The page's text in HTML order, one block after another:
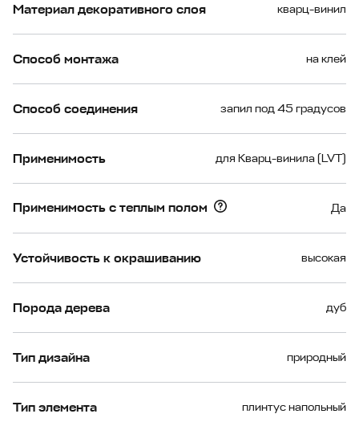
Материал декоративного слоя кварц-винил
Способ монтажа на клей
Способ соединения запил под 45 градусов
Применимость для Кварц-винила (LVT)
Применимость с теплым полом Да
Устойчивость к окрашиванию высокая
Порода дерева дуб
Тип дизайна природный
Тип элемента плинтус напольный